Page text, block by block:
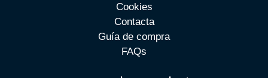
Cookies
Contacta
Guía de compra
FAQs